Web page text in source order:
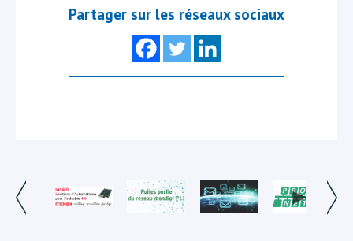
Partager sur les réseaux sociaux